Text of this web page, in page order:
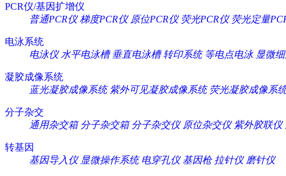
PCR仪/基因扩增仪
普通PCR仪 梯度PCR仪 原位PCR仪 荧光PCR仪 荧光定量
电泳系统
电泳仪 水平电泳槽 垂直电泳槽 转印系统 等电点电泳 显微
凝胶成像系统
蓝光凝胶成像系统 紫外可见凝胶成像系统 荧光凝胶成像系
分子杂交
通用杂交箱 分子杂交箱 分子杂交仪 原位杂交仪 紫外胶联仪
转基因
基因导入仪 显微操作系统 电穿孔仪 基因枪 拉针仪 磨针仪